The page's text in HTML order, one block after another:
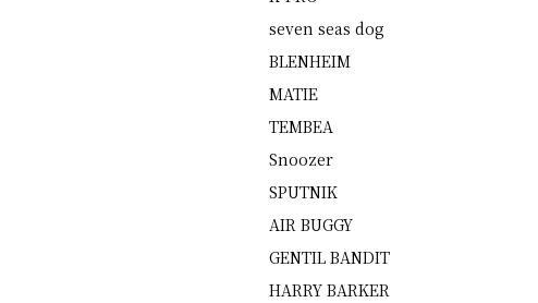
seven seas dog
BLENHEIM
MATIE
TEMBEA
Snoozer
SPUTNIK
AIR BUGGY
GENTIL BANDIT
HARRY BARKER